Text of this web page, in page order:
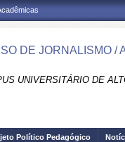
DE JORNALISMO /
UNIVERSITÁRIO DE
Político Pedagógico